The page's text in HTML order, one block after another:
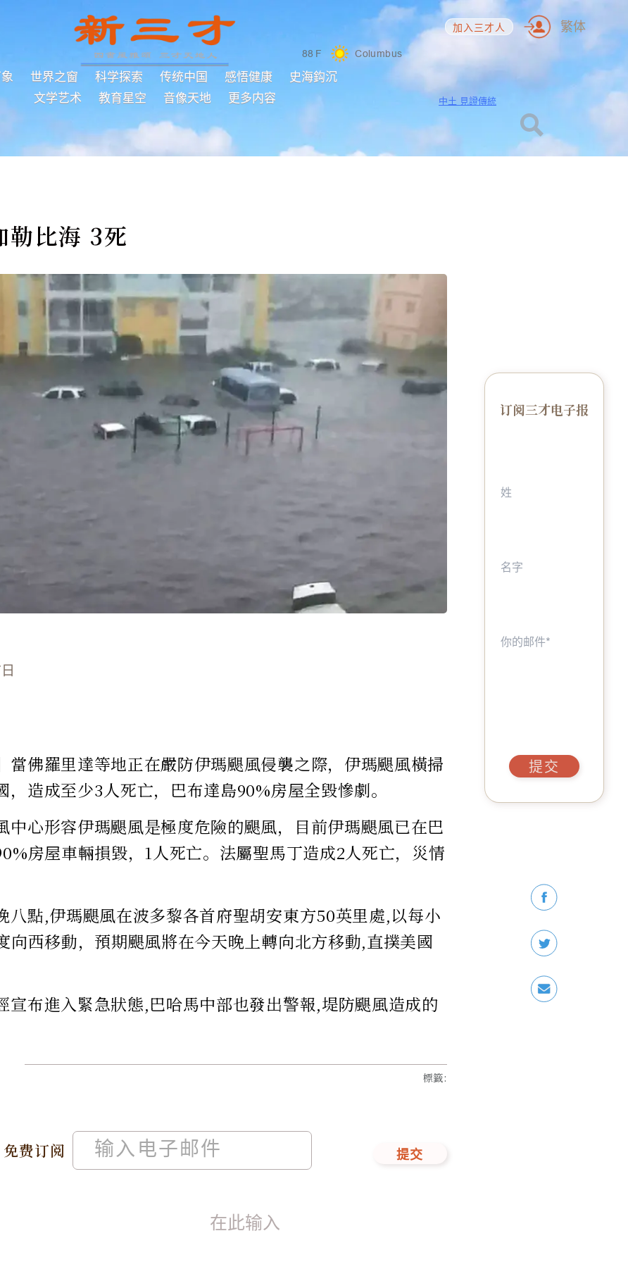
88 F Columbus
世界之窗 科学探索 传统中国 感悟健康
史海鈎沉
文学艺术
教育星空 音像天地 更多内容
加入三才人 繁体
中土 見證傳統
勒比海 3死
當佛羅里達等地正在嚴防伊瑪颶風侵襲之際，伊瑪颶風橫掃
，造成至少3人死亡，巴布達島90%房屋全毀慘劇。
中心形容伊瑪颶風是極度危險的颶風，目前伊瑪颶風已在巴
房屋車輛損毀，1人死亡。法屬聖馬丁造成2人死亡，災情
八點,伊瑪颶風在波多黎各首府聖胡安東方50英里處,以每小
向西移動，預期颶風將在今天晚上轉向北方移動,直撲美國
宣布進入緊急狀態,巴哈馬中部也發出警報,堤防颶風造成的
免费订阅 提交
標籤:
订阅三才电子报
提交